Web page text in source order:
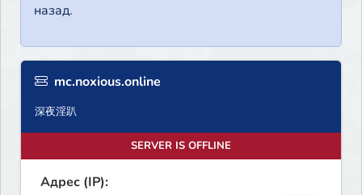
назад.
mc.noxious.online
深夜淫趴
SERVER IS OFFLINE
Адрес (IP):